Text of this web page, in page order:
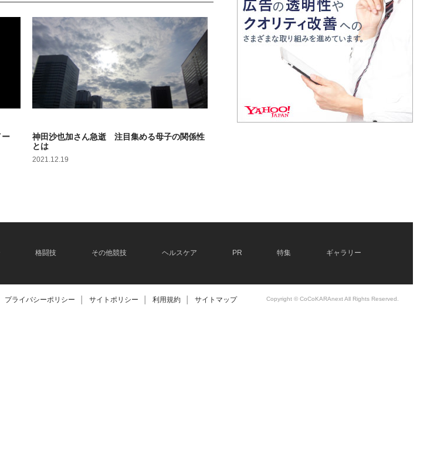
ー
神田沙也加さん急逝 注目集める母子の関係性
とは
2021.12.19
格闘技 その他競技 ヘルスケア PR 特集 ギャラリー
プライバシーポリシー サイトポリシー 利用規約 サイトマップ Copyright © CoCoKARAnext All Rights Reserved.